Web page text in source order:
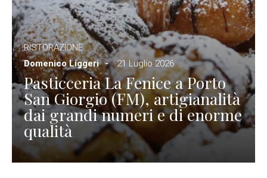
RISTORAZIONE
Domenico Liggeri
21 Luglio 2026
Pasticceria La Fenice a Porto
San Giorgio (FM), artigianalità
dai grandi numeri e di enorme
qualità